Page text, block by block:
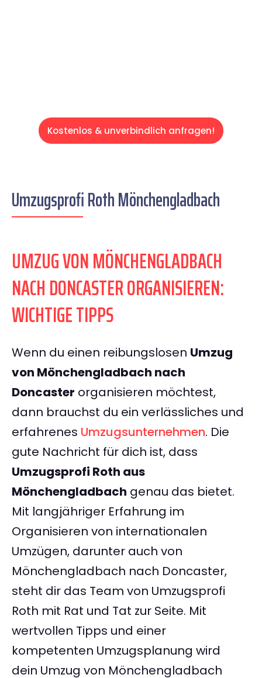
Kostenlos & unverbindlich anfragen!
Umzugsprofi Roth Mönchengladbach
UMZUG VON MÖNCHENGLADBACH
NACH DONCASTER ORGANISIEREN:
WICHTIGE TIPPS
Wenn du einen reibungslosen Umzug
von Mönchengladbach nach
Doncaster organisieren möchtest,
dann brauchst du ein verlässliches und
erfahrenes Umzugsunternehmen. Die
gute Nachricht für dich ist, dass
Umzugsprofi Roth aus
Mönchengladbach genau das bietet.
Mit langjähriger Erfahrung im
Organisieren von internationalen
Umzügen, darunter auch von
Mönchengladbach nach Doncaster,
steht dir das Team von Umzugsprofi
Roth mit Rat und Tat zur Seite. Mit
wertvollen Tipps und einer
kompetenten Umzugsplanung wird
dein Umzug von Mönchengladbach